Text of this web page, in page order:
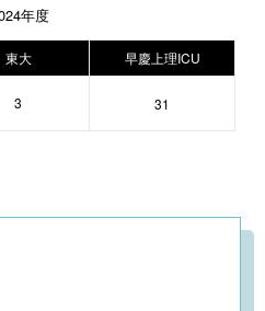
年度
東大 早慶上理ICU
3 31